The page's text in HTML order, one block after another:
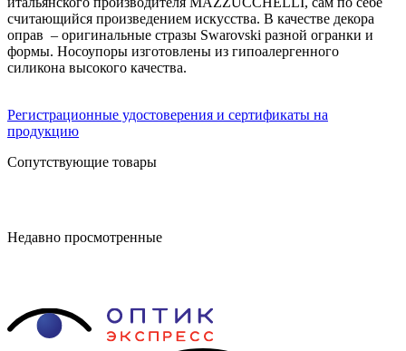
считающийся произведением искусства. В качестве декора
оправ – оригинальные стразы Swarovski разной огранки и
формы. Носоупоры изготовлены из гипоалергенного
силикона высокого качества.
Регистрационные удостоверения и сертификаты на
продукцию
Сопутствующие товары
Недавно просмотренные